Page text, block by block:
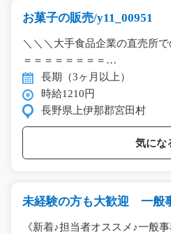
お菓子の販売/y11_00951
＼＼＼大手食品企業の直売所
＝＝＝＝＝＝＝＝…
長期（3ヶ月以上）
時給1210円
長野県上伊那郡宮田村
気にな
未経験の方も大歓迎 一般
《新着♪担当者オススメ♪一般